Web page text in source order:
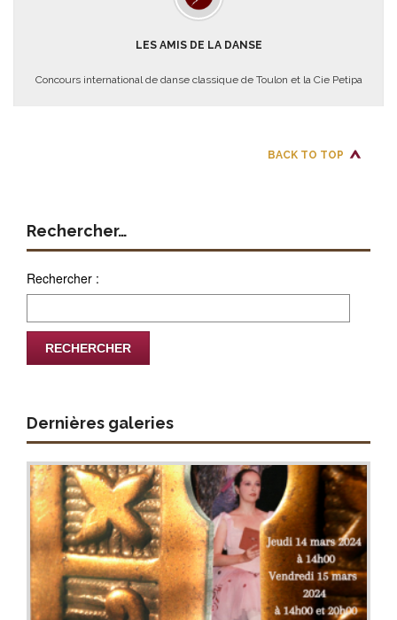
LES AMIS DE LA DANSE
Concours international de danse classique de Toulon et la Cie Petipa
BACK TO TOP
Rechercher…
Rechercher :
Dernières galeries